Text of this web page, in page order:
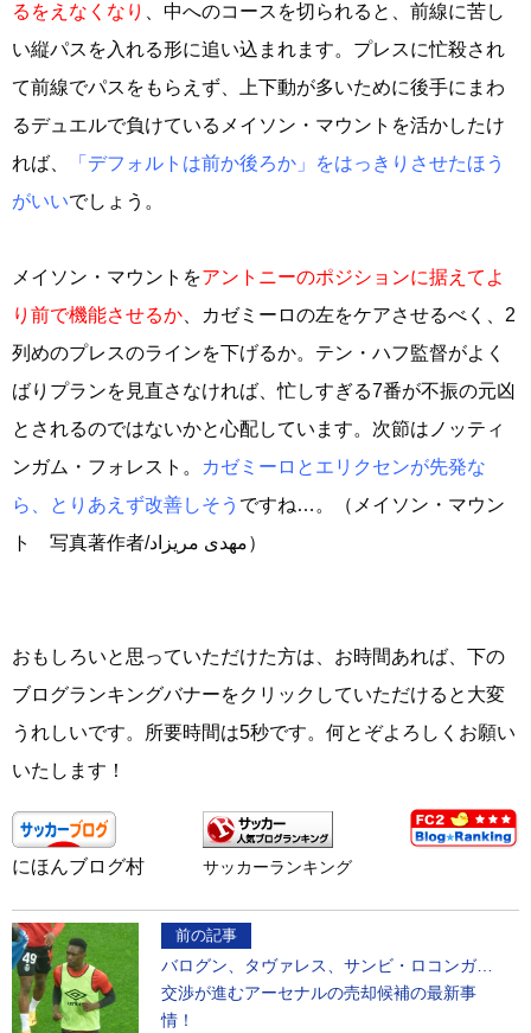
るをえなくなり
、中へのコースを切られると、前線に苦し
い縦パスを入れる形に追い込まれます。プレスに忙殺され
て前線でパスをもらえず、上下動が多いために後手にまわ
るデュエルで負けているメイソン・マウントを活かしたけ
れば、
「デフォルトは前か後ろか」をはっきりさせたほう
がいいでしょう。
メイソン・マウントをアントニーのポジションに据えてよ
り前で機能させるか 、カゼミーロの左をケアさせるべく、2
列めのプレスのラインを下げるか。テン・ハフ監督がよく
ばりプランを見直さなければ、忙しすぎる7番が不振の元凶
とされるのではないかと心配しています。次節はノッティ
ンガム・フォレスト。
カゼミーロとエリクセンが先発な
ら、とりあえず改善しそう ですね…。（メイソン・マウン
ト 写真著作者/مهدی مریزاد）
おもしろいと思っていただけた方は、お時間あれば、下の
ブログランキングバナーをクリックしていただけると大変
うれしいです。所要時間は5秒です。何とぞよろしくお願い
いたします！
にほんブログ村 サッカーランキング
前の記事
バログン、タヴァレス、サンビ・ロコンガ…
交渉が進むアーセナルの売却候補の最新事
情！